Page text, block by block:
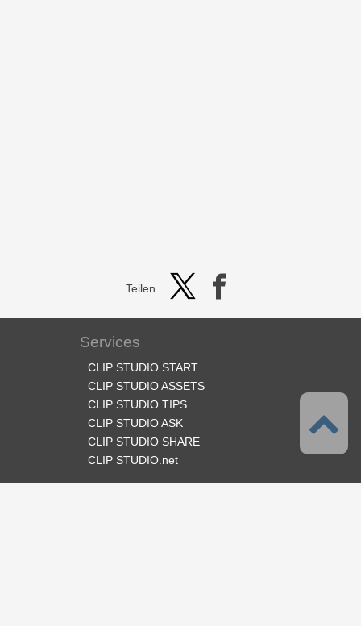
Teilen
Services
CLIP STUDIO START
CLIP STUDIO ASSETS
CLIP STUDIO TIPS
CLIP STUDIO ASK
CLIP STUDIO SHARE
CLIP STUDIO.net